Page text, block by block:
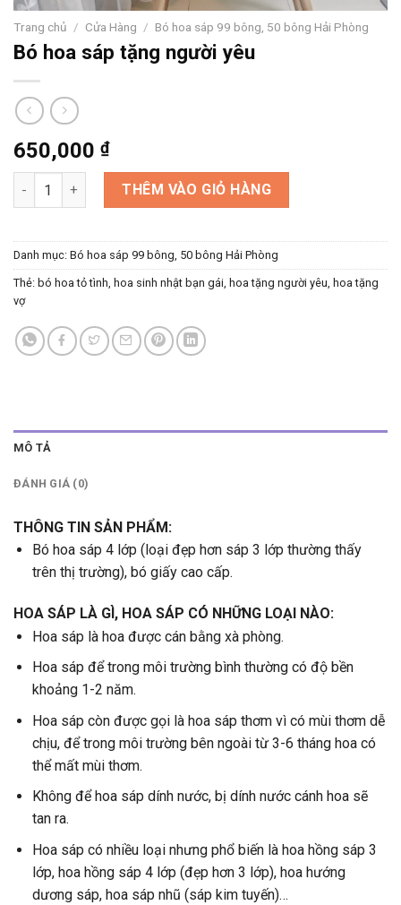
Trang chủ / Cửa Hàng / Bó hoa sáp 99 bông, 50 bông Hải Phòng
Bó hoa sáp tặng người yêu
650,000 ₫
Bó hoa sáp tặng người yêu số lượng
THÊM VÀO GIỎ HÀNG
Danh mục: Bó hoa sáp 99 bông, 50 bông Hải Phòng
Thẻ: bó hoa tỏ tình hoa sinh nhật bạn gái hoa tặng người yêu hoa tặng
vợ
MÔ TẢ
ĐÁNH GIÁ (0)
THÔNG TIN SẢN PHẨM:
Bó hoa sáp 4 lớp (loại đẹp hơn sáp 3 lớp thường thấy
trên thị trường), bó giấy cao cấp.
HOA SÁP LÀ GÌ, HOA SÁP CÓ NHỮNG LOẠI NÀO:
Hoa sáp là hoa được cán bằng xà phòng.
Hoa sáp để trong môi trường bình thường có độ bền
khoảng 1-2 năm.
Hoa sáp còn được gọi là hoa sáp thơm vì có mùi thơm dễ
chịu, để trong môi trường bên ngoài từ 3-6 tháng hoa có
thể mất mùi thơm.
Không để hoa sáp dính nước, bị dính nước cánh hoa sẽ
tan ra.
Hoa sáp có nhiều loại nhưng phổ biến là hoa hồng sáp 3
lớp, hoa hồng sáp 4 lớp (đẹp hơn 3 lớp), hoa hướng
dương sáp, hoa sáp nhũ (sáp kim tuyến)…